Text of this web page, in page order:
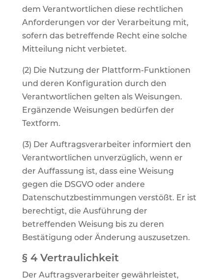
dem Verantwortlichen diese rechtlichen
Anforderungen vor der Verarbeitung mit,
sofern das betreffende Recht eine solche
Mitteilung nicht verbietet.
(2) Die Nutzung der Plattform-Funktionen
und deren Konfiguration durch den
Verantwortlichen gelten als Weisungen.
Ergänzende Weisungen bedürfen der
Textform.
(3) Der Auftragsverarbeiter informiert den
Verantwortlichen unverzüglich, wenn er
der Auffassung ist, dass eine Weisung
gegen die DSGVO oder andere
Datenschutzbestimmungen verstößt. Er ist
berechtigt, die Ausführung der
betreffenden Weisung bis zu deren
Bestätigung oder Änderung auszusetzen.
§ 4 Vertraulichkeit
Der Auftragsverarbeiter gewährleistet,